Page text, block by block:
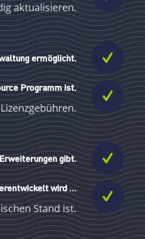
aktualisieren.
ermöglicht.
Programm ist.
gibt.
wird …
Stand ist.